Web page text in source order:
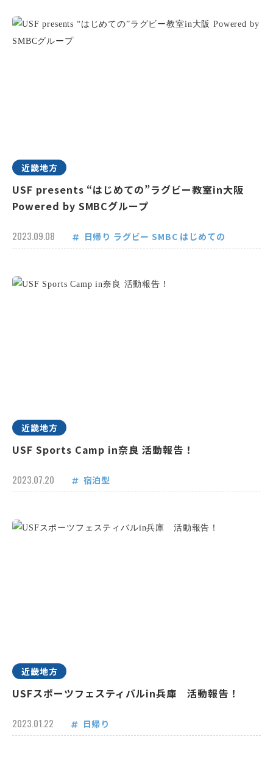
近畿地方
USF presents “はじめての”ラグビー教室in大阪
Powered by SMBCグループ
2023.09.08 日帰り ラグビー SMBC はじめての
近畿地方
USF Sports Camp in奈良 活動報告！
2023.07.20 宿泊型
近畿地方
USFスポーツフェスティバルin兵庫 活動報告！
2023.01.22 日帰り